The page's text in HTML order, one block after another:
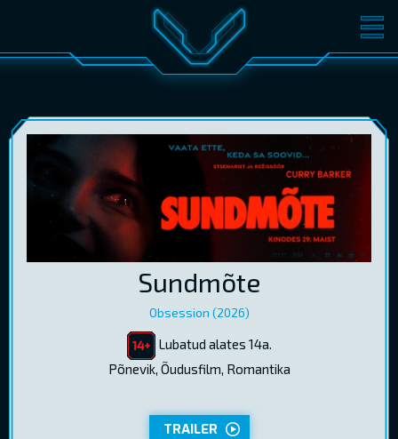
FILMID PILETID
KONVERENTS V-KLUBI
KINKEKAARDID
Sundmõte
Obsession (2026)
Lubatud alates 14a.
Põnevik, Õudusfilm, Romantika
TRAILER